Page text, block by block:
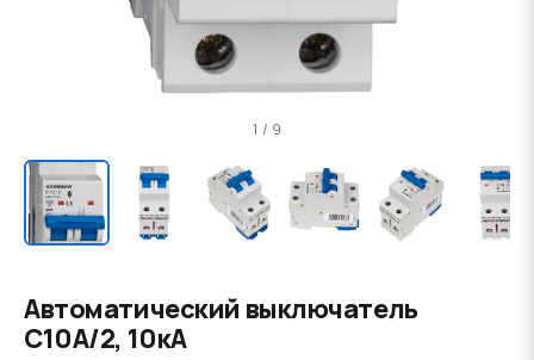
1 / 9
Автоматический выключатель
C10А/2, 10кА